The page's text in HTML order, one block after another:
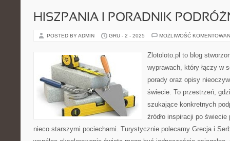
HISZPANIA I PORADNIK
POSTED BY ADMIN GRU - 2 - 2025 MOŻLIWOŚĆ
Zlotoloto.pl to blog
wyprawach, który łączy w
porady oraz opisy
świecie. To przestrzeń,
szukające konkretnych
źródło inspiracji po
nieco starszymi pociechami. Turystycznie polecamy Grecja i